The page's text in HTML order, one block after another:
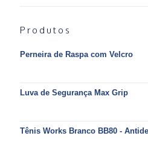
Produtos
Perneira de Raspa com Velcro
Luva de Segurança Max Grip
Tênis Works Branco BB80 -